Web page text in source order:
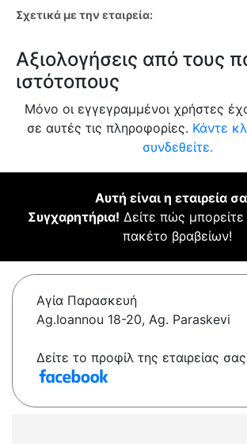
Σχετικά με την εταιρεία:
Αξιολογήσεις από τους
ιστότοπους
Μόνο οι εγγεγραμμένοι χρήστες
σε αυτές τις πληροφορίες. Κάντε
συνδεθείτε.
Αυτή είναι η εταιρεία
Συγχαρητήρια! Δείτε πώς
πακέτο βραβείων!
Αγία Παρασκευή
Ag.Ioannou 18-20, Ag. Paraskevi
Δείτε το προφίλ της εταιρείας σας